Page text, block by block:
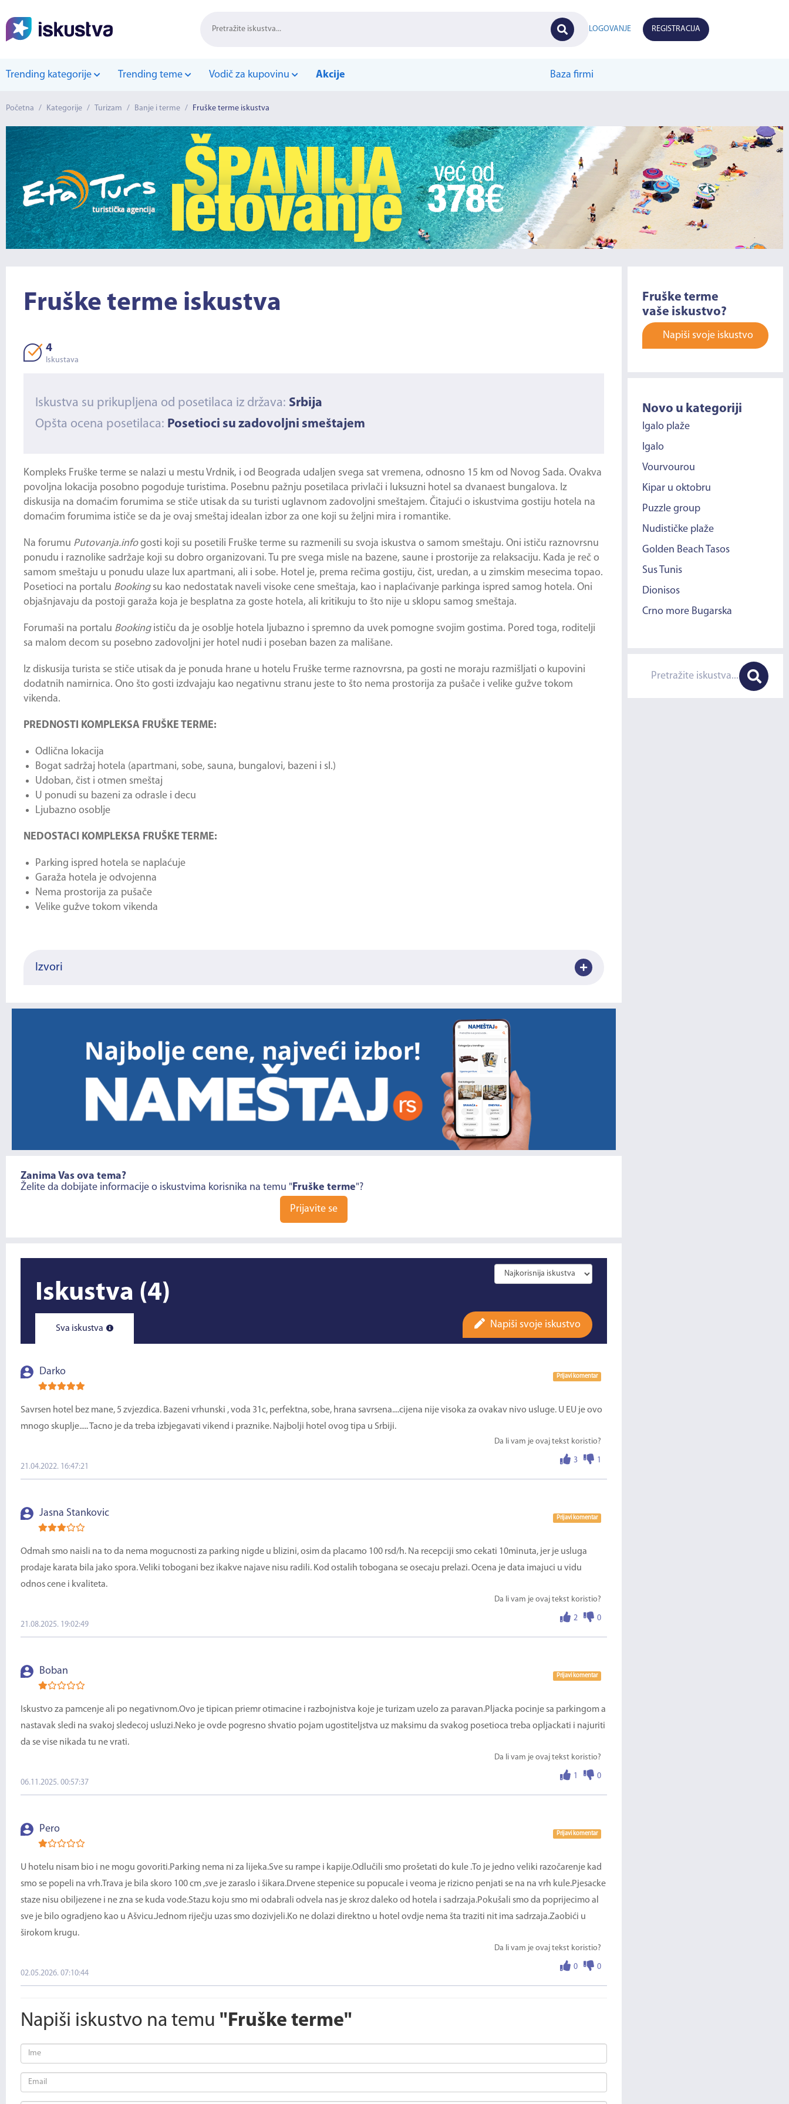
LOGOVANJE REGISTRACIJA
Trending kategorije Trending teme Vodič za kupovinu Akcije Baza firmi
Početna / Kategorije / Turizam / Banje i terme / Fruške terme iskustva
Fruške terme iskustva
4
Iskustava
Iskustva su prikupljena od posetilaca iz država: Srbija
Opšta ocena posetilaca: Posetioci su zadovoljni smeštajem
Kompleks Fruške terme se nalazi u mestu Vrdnik, i od Beograda udaljen svega sat vremena, odnosno 15 km od Novog Sada. Ovakva
povoljna lokacija posobno pogoduje turistima. Posebnu pažnju posetilaca privlači i luksuzni hotel sa dvanaest bungalova. Iz
diskusija na domaćim forumima se stiče utisak da su turisti uglavnom zadovoljni smeštajem. Čitajući o iskustvima gostiju hotela na
domaćim forumima ističe se da je ovaj smeštaj idealan izbor za one koji su željni mira i romantike.
Na forumu Putovanja.infogosti koji su posetili Fruške terme su razmenili su svoja iskustva o samom smeštaju. Oni ističu raznovrsnu
ponudu i raznolike sadržaje koji su dobro organizovani. Tu pre svega misle na bazene, saune i prostorije za relaksaciju. Kada je reč o
samom smeštaju u ponudu ulaze lux apartmani, ali i sobe. Hotel je, prema rečima gostiju, čist, uredan, a u zimskim mesecima topao.
Posetioci na portalu Booking su kao nedostatak naveli visoke cene smeštaja, kao i naplaćivanje parkinga ispred samog hotela. Oni
objašnjavaju da postoji garaža koja je besplatna za goste hotela, ali kritikuju to što nije u sklopu samog smeštaja.
Forumaši na portalu Booking ističu da je osoblje hotela ljubazno i spremno da uvek pomogne svojim gostima. Pored toga, roditelji
sa malom decom su posebno zadovoljni jer hotel nudi i poseban bazen za mališane.
Iz diskusija turista se stiče utisak da je ponuda hrane u hotelu Fruške terme raznovrsna, pa gosti ne moraju razmišljati o kupovini
dodatnih namirnica. Ono što gosti izdvajaju kao negativnu stranu jeste to što nema prostorija za pušače i velike gužve tokom
vikenda.
PREDNOSTI KOMPLEKSA FRUŠKE TERME:
Odlična lokacija
Bogat sadržaj hotela (apartmani, sobe, sauna, bungalovi, bazeni i sl.)
Udoban, čist i otmen smeštaj
U ponudi su bazeni za odrasle i decu
Ljubazno osoblje
NEDOSTACI KOMPLEKSA FRUŠKE TERME:
Parking ispred hotela se naplaćuje
Garaža hotela je odvojenna
Nema prostorija za pušače
Velike gužve tokom vikenda
Izvori
Zanima Vas ova tema?
Želite da dobijate informacije o iskustvima korisnika na temu "Fruške terme"?
Prijavite se
Iskustva (4)
Sva iskustva Napiši svoje iskustvo
Darko Prijavi komentar
Savrsen hotel bez mane, 5 zvjezdica. Bazeni vrhunski , voda 31c, perfektna, sobe, hrana savrsena....cijena nije visoka za ovakav nivo usluge. U EU je ovo
mnogo skuplje..... Tacno je da treba izbjegavati vikend i praznike. Najbolji hotel ovog tipa u Srbiji.
Da li vam je ovaj tekst koristio?
3 1
21.04.2022. 16:47:21
Jasna Stankovic Prijavi komentar
Odmah smo naisli na to da nema mogucnosti za parking nigde u blizini, osim da placamo 100 rsd/h. Na recepciji smo cekati 10minuta, jer je usluga
prodaje karata bila jako spora. Veliki tobogani bez ikakve najave nisu radili. Kod ostalih tobogana se osecaju prelazi. Ocena je data imajuci u vidu
odnos cene i kvaliteta.
Da li vam je ovaj tekst koristio?
2 0
21.08.2025. 19:02:49
Boban Prijavi komentar
Iskustvo za pamcenje ali po negativnom.Ovo je tipican priemr otimacine i razbojnistva koje je turizam uzelo za paravan.Pljacka pocinje sa parkingom a
nastavak sledi na svakoj sledecoj usluzi.Neko je ovde pogresno shvatio pojam ugostiteljstva uz maksimu da svakog posetioca treba opljackati i najuriti
da se vise nikada tu ne vrati.
Da li vam je ovaj tekst koristio?
1 0
06.11.2025. 00:57:37
Pero Prijavi komentar
U hotelu nisam bio i ne mogu govoriti.Parking nema ni za lijeka.Sve su rampe i kapije.Odlučili smo prošetati do kule .To je jedno veliki razočarenje kad
smo se popeli na vrh.Trava je bila skoro 100 cm ,sve je zaraslo i šikara.Drvene stepenice su popucale i veoma je rizicno penjati se na na vrh kule.Pjesacke
staze nisu obiljezene i ne zna se kuda vode.Stazu koju smo mi odabrali odvela nas je skroz daleko od hotela i sadrzaja.Pokušali smo da poprijecimo al
sve je bilo ogradjeno kao u Ašvicu.Jednom riječju uzas smo dozivjeli.Ko ne dolazi direktno u hotel ovdje nema šta traziti nit ima sadrzaja.Zaobići u
širokom krugu.
Da li vam je ovaj tekst koristio?
0 0
02.05.2026. 07:10:44
Napiši iskustvo na temu "Fruške terme"
Fruške terme
vaše iskustvo?
Napiši svoje iskustvo
Novo u kategoriji
Igalo plaže
Igalo
Vourvourou
Kipar u oktobru
Puzzle group
Nudističke plaže
Golden Beach Tasos
Sus Tunis
Dionisos
Crno more Bugarska